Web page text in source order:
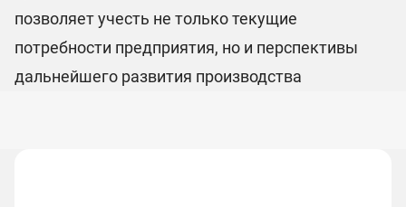
позволяет учесть не только текущие
потребности предприятия, но и перспективы
дальнейшего развития производства